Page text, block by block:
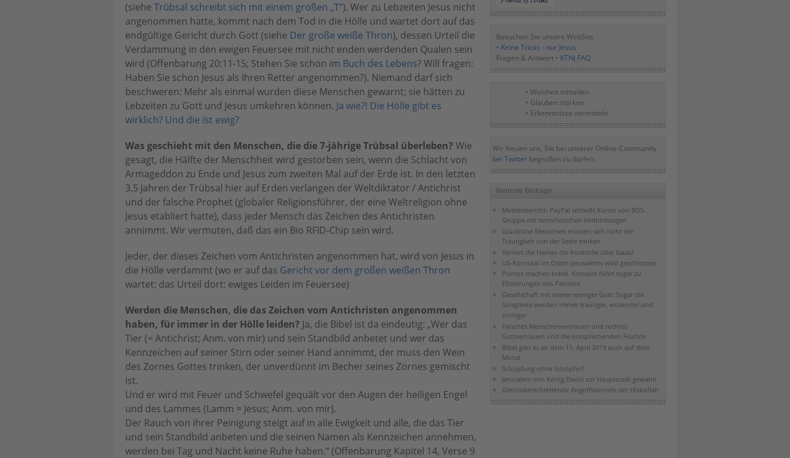
(siehe Trübsal schreibt sich mit einem großen „T“). Wer zu Lebzeiten Jesus nicht
angenommen hatte, kommt nach dem Tod in die Hölle und wartet dort auf das
endgültige Gericht durch Gott (siehe Der große weiße Thron), dessen Urteil die
Verdammung in den ewigen Feuersee mit nicht enden werdenden Qualen sein
wird (Offenbarung 20:11-15; Stehen Sie schon im Buch des Lebens? Will fragen:
Haben Sie schon Jesus als Ihren Retter angenommen?). Niemand darf sich
beschweren: Mehr als einmal wurden diese Menschen gewarnt; sie hätten zu
Lebzeiten zu Gott und Jesus umkehren können. Ja wie?! Die Hölle gibt es
wirklich? Und die ist ewig?
Was geschieht mit den Menschen, die die 7-jährige Trübsal überleben? Wie
gesagt, die Hälfte der Menschheit wird gestorben sein, wenn die Schlacht von
Armageddon zu Ende und Jesus zum zweiten Mal auf der Erde ist. In den letzten
3,5 Jahren der Trübsal hier auf Erden verlangen der Weltdiktator / Antichrist
und der falsche Prophet (globaler Religionsführer, der eine Weltreligion ohne
Jesus etabliert hatte), dass jeder Mensch das Zeichen des Antichristen
annimmt. Wir vermuten, daß das ein Bio RFID-Chip sein wird.
Jeder, der dieses Zeichen vom Antichristen angenommen hat, wird von Jesus in
die Hölle verdammt (wo er auf das Gericht vor dem großen weißen Thron
wartet; das Urteil dort: ewiges Leiden im Feuersee)
Werden die Menschen, die das Zeichen vom Antichristen angenommen
haben, für immer in der Hölle leiden? Ja, die Bibel ist da eindeutig: „Wer das
Tier (= Antichrist; Anm. von mir) und sein Standbild anbetet und wer das
Kennzeichen auf seiner Stirn oder seiner Hand annimmt, der muss den Wein
des Zornes Gottes trinken, der unverdünnt im Becher seines Zornes gemischt
ist.
Und er wird mit Feuer und Schwefel gequält vor den Augen der heiligen Engel
und des Lammes (Lamm = Jesus; Anm. von mir).
Der Rauch von ihrer Peinigung steigt auf in alle Ewigkeit und alle, die das Tier
und sein Standbild anbeten und die seinen Namen als Kennzeichen annehmen,
werden bei Tag und Nacht keine Ruhe haben.“ (Offenbarung Kapitel 14, Verse 9
Besuchen Sie unsere WebSite
• Keine Tricks - nur Jesus
Fragen & Antwort • KTNJ FAQ
• Weisheit mitteilen
• Glauben stärken
• Erkenntnisse vermitteln
Wir freuen uns, SIe bei unserer Online-Community
bei Twitterbegrüßen zu dürfen.
Neueste Beiträge
Medienbericht: PayPal schließt Konto von BDS-
Gruppe mit terroristischen Verbindungen
Glückliche Menschen müssen sich nicht die
Traurigkeit von der Seele trinken
Verliert die Hamas die Kontrolle über Gaza?
US-Konsulat im Osten Jerusalems wird geschlossen
Pornos machen krank. Konsum führt sogar zu
Eßstörungen des Partners
Gesellschaft mit immer weniger Gott: Sogar die
Songtexte werden immer trauriger, wütender und
zorniger
Falsches Menschenvertrauen und rechtes
Gottvertrauen und die entsprechenden Früchte
Bibel gibt es ab dem 11. April 2019 auch auf dem
Mond
Schöpfung ohne Schöpfer?
Jerusalem von König David zur Hauptstadt gewählt
Grenzüberschreitende Angriffstunnels der Hisbollah